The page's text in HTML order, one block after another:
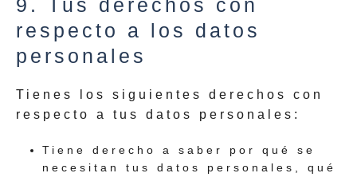
9. Tus derechos con
respecto a los datos
personales
Tienes los siguientes derechos con
respecto a tus datos personales:
Tiene derecho a saber por qué se
necesitan tus datos personales, qué